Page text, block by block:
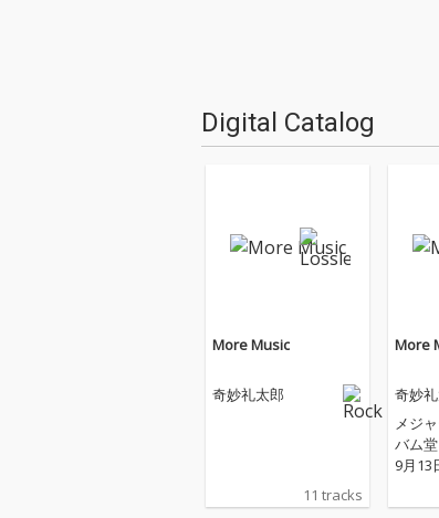
Digital Catalog
More Music
奇妙礼太郎
11 tracks
More
奇妙
メジ
バム
9月13
ジャ
OU